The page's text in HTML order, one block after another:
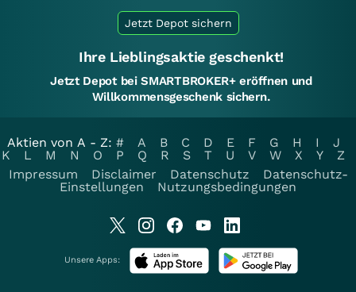
Jetzt Depot sichern
Ihre Lieblingsaktie geschenkt!
Jetzt Depot bei SMARTBROKER+ eröffnen und
Willkommensgeschenk sichern.
Aktien von A - Z: # A B C D E F G H I
J
K
L M N O P Q R S T U V W X Y
Z
Impressum
Disclaimer Datenschutz
Datenschutz-
Einstellungen
Nutzungsbedingungen
Unsere Apps: